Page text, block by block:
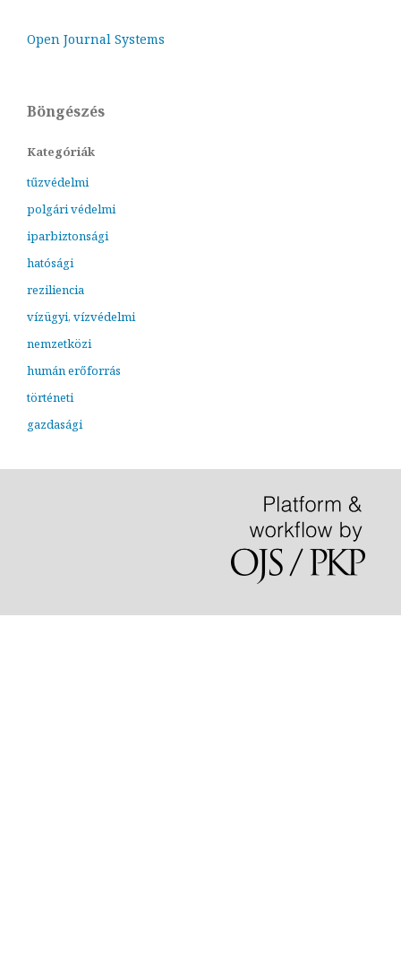
Open Journal Systems
Böngészés
Kategóriák
tűzvédelmi
polgári védelmi
iparbiztonsági
hatósági
reziliencia
vízügyi, vízvédelmi
nemzetközi
humán erőforrás
történeti
gazdasági